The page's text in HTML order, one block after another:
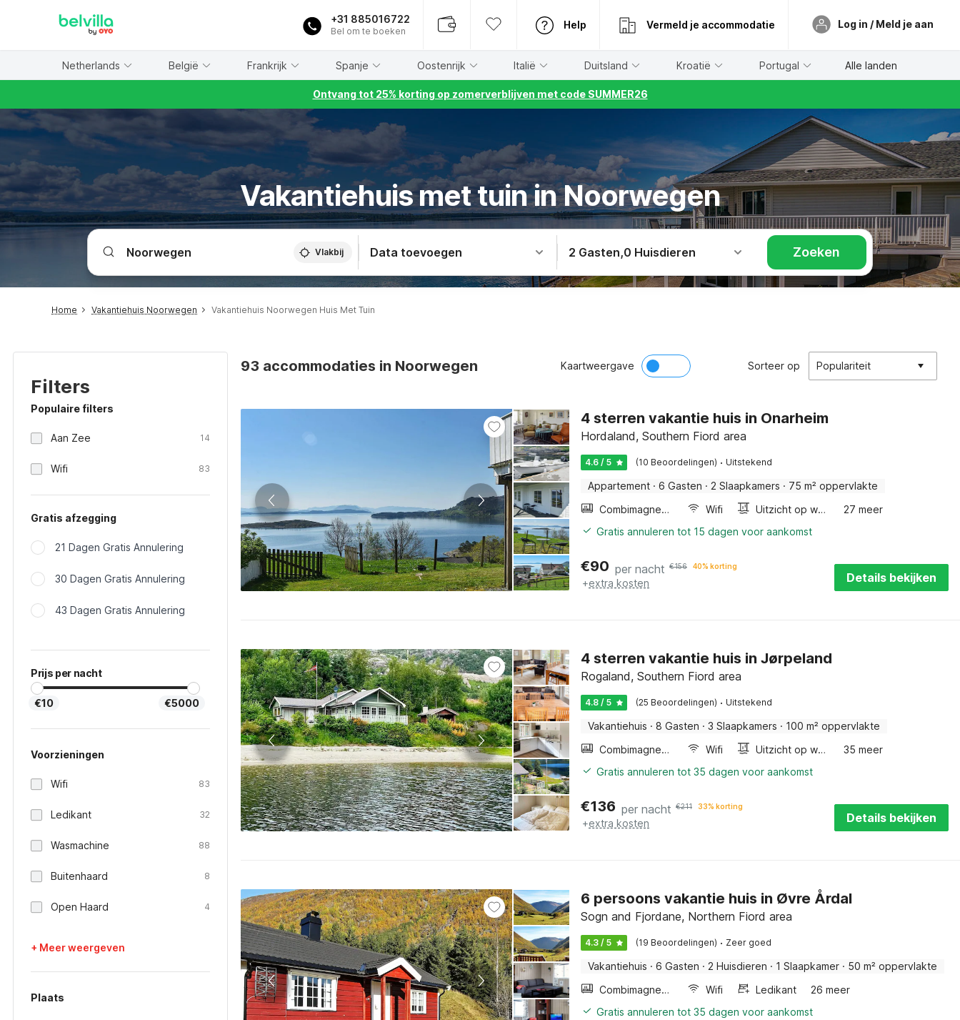
+31 885016722
Bel om te boeken
Help Vermeld je accommodatie Log in / Meld je aan
Netherlands België Frankrijk Spanje Oostenrijk Italië Duitsland Kroatië Portugal Alle landen
Ontvang tot 25% korting op zomerverblijven met code SUMMER26
Vakantiehuis met tuin in Noorwegen
Vlakbij Data toevoegen 2 Gasten,0 Huisdieren Zoeken
Home Vakantiehuis Noorwegen Vakantiehuis Noorwegen Huis Met Tuin
Filters
Populaire filters
Aan Zee 14
Wifi 83
Gratis afzegging
21 Dagen Gratis Annulering
30 Dagen Gratis Annulering
43 Dagen Gratis Annulering
Prijs per nacht
€10 €5000
Voorzieningen
Wifi 83
Ledikant 32
Wasmachine 88
Buitenhaard 8
Open Haard 4
+ Meer weergeven
Plaats
93 accommodaties in Noorwegen Kaartweergave Sorteer op Populariteit
4 sterren vakantie huis in Onarheim
Hordaland, Southern Fiord area
4.6 / 5 (10 Beoordelingen) · Uitstekend
Appartement · 6 Gasten · 2 Slaapkamers · 75 m² oppervlakte
Combimagnetron
Wifi Uitzicht op water
27 meer
Gratis annuleren tot 15 dagen voor aankomst
€90 per nacht €156 40% korting
+extra kosten Details bekijken
4 sterren vakantie huis in Jørpeland
Rogaland, Southern Fiord area
4.8 / 5 (25 Beoordelingen) · Uitstekend
Vakantiehuis · 8 Gasten · 3 Slaapkamers · 100 m² oppervlakte
Combimagnetron
Wifi Uitzicht op water
35 meer
Gratis annuleren tot 35 dagen voor aankomst
€136 per nacht €211 33% korting
+extra kosten Details bekijken
6 persoons vakantie huis in Øvre Årdal
Sogn and Fjordane, Northern Fiord area
4.3 / 5 (19 Beoordelingen) · Zeer goed
Vakantiehuis · 6 Gasten · 2 Huisdieren · 1 Slaapkamer · 50 m² oppervlakte
Combimagnetron
Wifi Ledikant
26 meer
Gratis annuleren tot 35 dagen voor aankomst